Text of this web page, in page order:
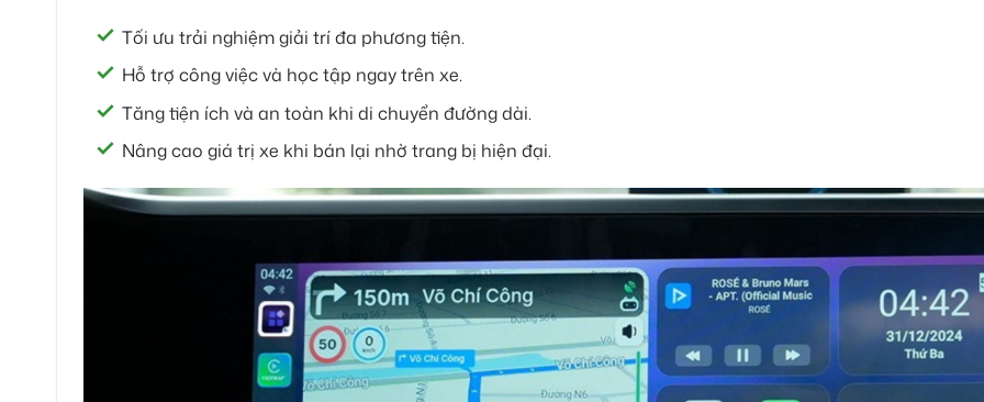
Tối ưu trải nghiệm giải trí đa phương tiện.
Hỗ trợ công việc và học tập ngay trên xe.
Tăng tiện ích và an toàn khi di chuyển đường dài.
Nâng cao giá trị xe khi bán lại nhờ trang bị hiện đại.